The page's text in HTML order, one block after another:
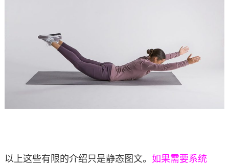
以上这些有限的介绍只是静态图文。 如果需要系统